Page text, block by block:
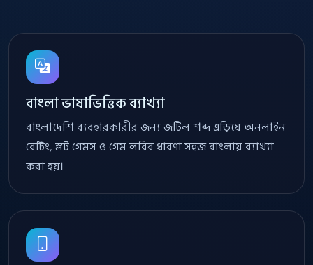
বাংলা ভাষাভিত্তিক ব্যাখ্যা
বাংলাদেশি ব্যবহারকারীর জন্য জটিল শব্দ এড়িয়ে অনলাইন
বেটিং, স্লট গেমস ও গেম লবির ধারণা সহজ বাংলায় ব্যাখ্যা
করা হয়।